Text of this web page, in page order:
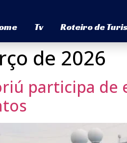
Tv Roteiro de
de 2026
participa